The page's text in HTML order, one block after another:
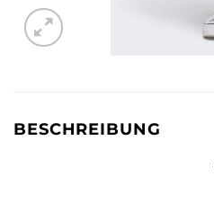
BESCHREIBUNG